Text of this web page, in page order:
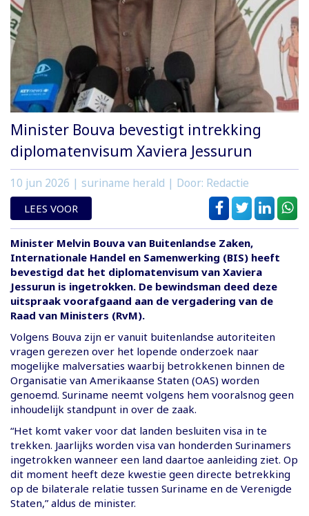
Minister Bouva bevestigt intrekking
diplomatenvisum Xaviera Jessurun
10 jun 2026 | suriname herald | Door: Redactie
LEES VOOR
Minister Melvin Bouva van Buitenlandse Zaken,
Internationale Handel en Samenwerking (BIS) heeft
bevestigd dat het diplomatenvisum van Xaviera
Jessurun is ingetrokken. De bewindsman deed deze
uitspraak voorafgaand aan de vergadering van de
Raad van Ministers (RvM).
Volgens Bouva zijn er vanuit buitenlandse autoriteiten
vragen gerezen over het lopende onderzoek naar
mogelijke malversaties waarbij betrokkenen binnen de
Organisatie van Amerikaanse Staten (OAS) worden
genoemd. Suriname neemt volgens hem vooralsnog geen
inhoudelijk standpunt in over de zaak.
“Het komt vaker voor dat landen besluiten visa in te
trekken. Jaarlijks worden visa van honderden Surinamers
ingetrokken wanneer een land daartoe aanleiding ziet. Op
dit moment heeft deze kwestie geen directe betrekking
op de bilaterale relatie tussen Suriname en de Verenigde
Staten,” aldus de minister.